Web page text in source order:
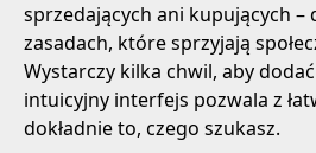
sprzedających ani kupujących –
zasadach, które sprzyjają
Wystarczy kilka chwil, aby dodać
intuicyjny interfejs pozwala z
dokładnie to, czego szukasz.